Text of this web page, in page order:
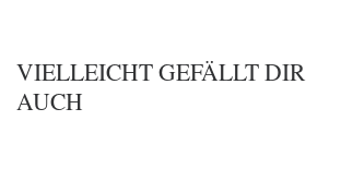
VIELLEICHT GEFÄLLT DIR
AUCH